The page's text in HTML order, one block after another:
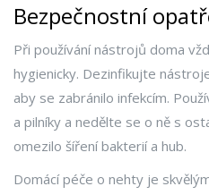
Bezpečnostní
Při používání nástrojů doma
hygienicky. Dezinfikujte
aby se zabránilo infekcím.
a pilníky a nedělte se o ně s
omezilo šíření bakterií a hub.
Domácí péče o nehty je